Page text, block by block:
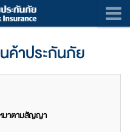
ค้าประกันภัย
หมาตามสัญญา